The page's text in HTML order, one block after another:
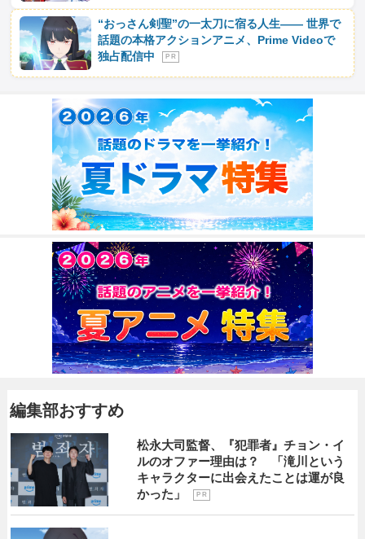
“おっさん剣聖”の一太刀に宿る人生―― 世界で
話題の本格アクションアニメ、Prime Videoで
独占配信中
P R
編集部おすすめ
松永大司監督、『犯罪者』チョン・イ
ルのオファー理由は？ 「滝川という
キャラクターに出会えたことは運が良
かった」
P R